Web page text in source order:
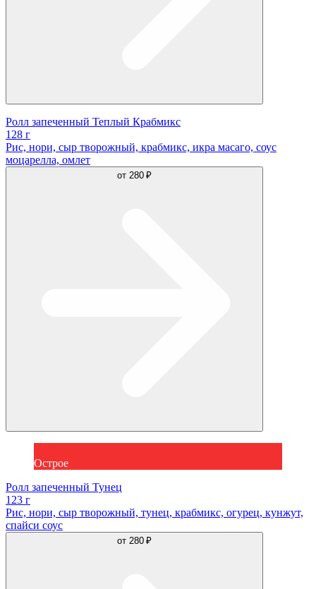
Ролл запеченный Теплый Крабмикс
128 г
Рис, нори, сыр творожный, крабмикс, икра масаго, соус
моцарелла, омлет
от 280 ₽
Острое
Ролл запеченный Тунец
123 г
Рис, нори, сыр творожный, тунец, крабмикс, огурец, кунжут,
спайси соус
от 280 ₽